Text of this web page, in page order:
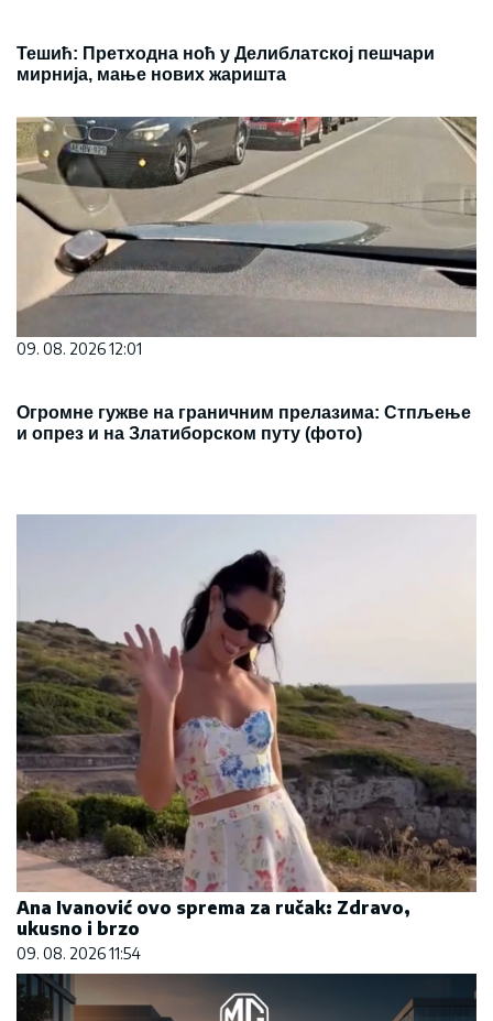
Тешић: Претходна ноћ у Делиблатској пешчари
мирнија, мање нових жаришта
09. 08. 2026 12:01
Огромне гужве на граничним прелазима: Стпљење
и опрез и на Златиборском путу (фото)
Ana Ivanović ovo sprema za ručak: Zdravo,
ukusno i brzo
09. 08. 2026 11:54